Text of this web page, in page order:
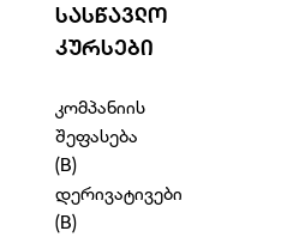
ᲡᲐᲡᲬᲐᲕᲚᲝ
ᲙᲣᲠᲡᲔᲑᲘ
კომპანიის
შეფასება
(B)
დერივატივები
(B)